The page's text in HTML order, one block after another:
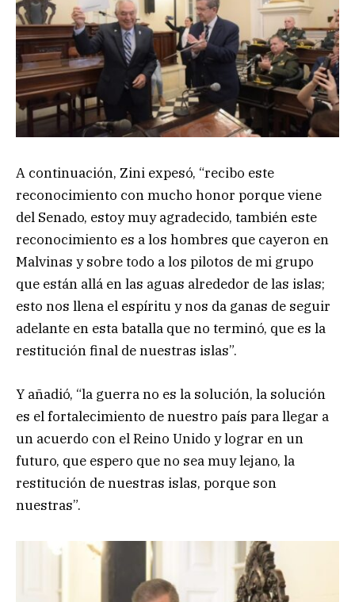
A continuación, Zini expesó, “recibo este
reconocimiento con mucho honor porque viene
del Senado, estoy muy agradecido, también este
reconocimiento es a los hombres que cayeron en
Malvinas y sobre todo a los pilotos de mi grupo
que están allá en las aguas alrededor de las islas;
esto nos llena el espíritu y nos da ganas de seguir
adelante en esta batalla que no terminó, que es la
restitución final de nuestras islas”.
Y añadió, “la guerra no es la solución, la solución
es el fortalecimiento de nuestro país para llegar a
un acuerdo con el Reino Unido y lograr en un
futuro, que espero que no sea muy lejano, la
restitución de nuestras islas, porque son
nuestras”.